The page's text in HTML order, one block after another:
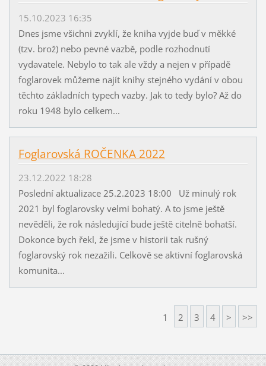
15.10.2023 16:35
Dnes jsme všichni zvyklí, že kniha vyjde buď v měkké
(tzv. brož) nebo pevné vazbě, podle rozhodnutí
vydavatele. Nebylo to tak ale vždy a nejen v případě
foglarovek můžeme najít knihy stejného vydání v obou
těchto základních typech vazby. Jak to tedy bylo? Až do
roku 1948 bylo celkem...
Foglarovská ROČENKA 2022
23.12.2022 18:28
Poslední aktualizace 25.2.2023 18:00 Už minulý rok
2021 byl foglarovsky velmi bohatý. A to jsme ještě
nevěděli, že rok následující bude ještě citelně bohatší.
Dokonce bych řekl, že jsme v historii tak rušný
foglarovský rok nezažili. Celkově se aktivní foglarovská
komunita...
1 2 3 4 > >>